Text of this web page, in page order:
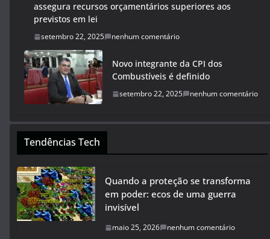
assegura recursos orçamentários superiores aos
previstos em lei
setembro 22, 2025 nenhum comentário
Novo integrante da CPI dos
Combustíveis é definido
setembro 22, 2025 nenhum comentário
Tendências Tech
Quando a proteção se transforma
em poder: ecos de uma guerra
invisível
maio 25, 2026 nenhum comentário